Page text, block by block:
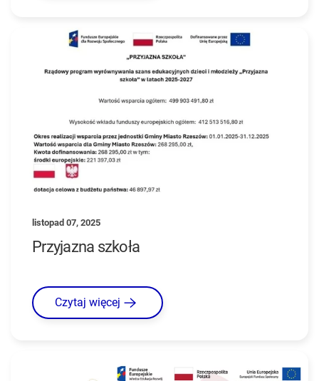
listopad 07, 2025
Przyjazna szkoła
Czytaj więcej